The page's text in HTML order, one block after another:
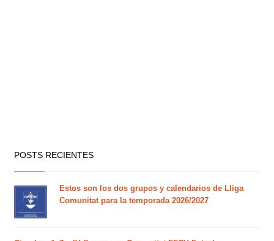
POSTS RECIENTES
Estos son los dos grupos y calendarios de Lliga
Comunitat para la temporada 2026/2027